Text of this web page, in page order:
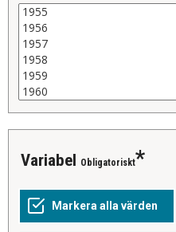
Variabel Obligatoriskt